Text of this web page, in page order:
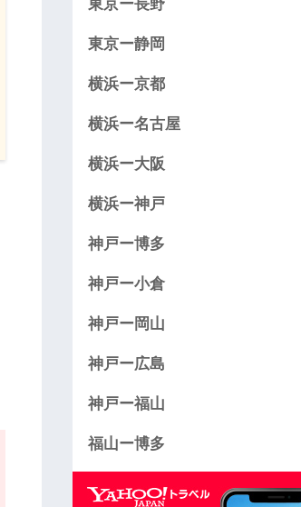
東京ー長野
東京ー静岡
横浜ー京都
横浜ー名古屋
横浜ー大阪
横浜ー神戸
神戸ー博多
神戸ー小倉
神戸ー岡山
神戸ー広島
神戸ー福山
福山ー博多